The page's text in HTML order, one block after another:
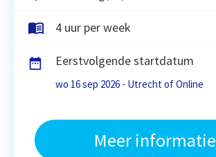
4 uur per week
Eerstvolgende startdatum
wo 16 sep 2026 - Utrecht of Online
Meer informatie